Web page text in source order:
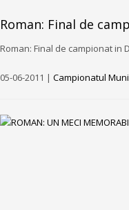
Roman: Final de
Roman: Final de campionat in
05-06-2011 | Campionatul